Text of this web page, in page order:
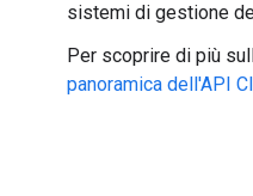
sistemi di gestione
Per scoprire di più
panoramica dell'API